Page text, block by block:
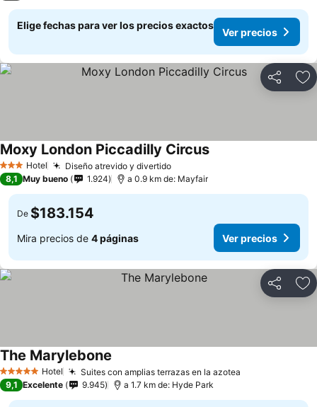
Elige fechas para ver los precios exactos
Ver precios
Compartir
3 Estrellas
Hotel Diseño atrevido y divertidoVer precios
Moxy London Piccadilly CircusVer precios
8,1 Muy bueno 1.924 a 0.9 km de: Mayfair
De $183.154
Mira precios de 4 páginas Ver precios
Compartir
5 Estrellas Hotel Suites con amplias terrazas en la azotea
The Marylebone
9,1 Excelente 9.945 a 1.7 km de: Hyde Park